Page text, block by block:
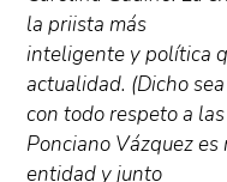
la priista más
inteligente y política
actualidad. (Dicho sea
con todo respeto a
Ponciano Vázquez
entidad y junto